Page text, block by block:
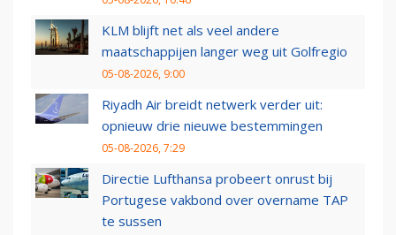
KLM blijft net als veel andere
maatschappijen langer weg uit Golfregio
05-08-2026, 9:00
Riyadh Air breidt netwerk verder uit:
opnieuw drie nieuwe bestemmingen
05-08-2026, 7:29
Directie Lufthansa probeert onrust bij
Portugese vakbond over overname TAP
te sussen